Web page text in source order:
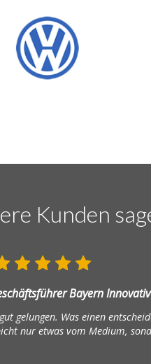
Kunden
Bayern
gelungen. Was einen
nur etwas vom Medium,